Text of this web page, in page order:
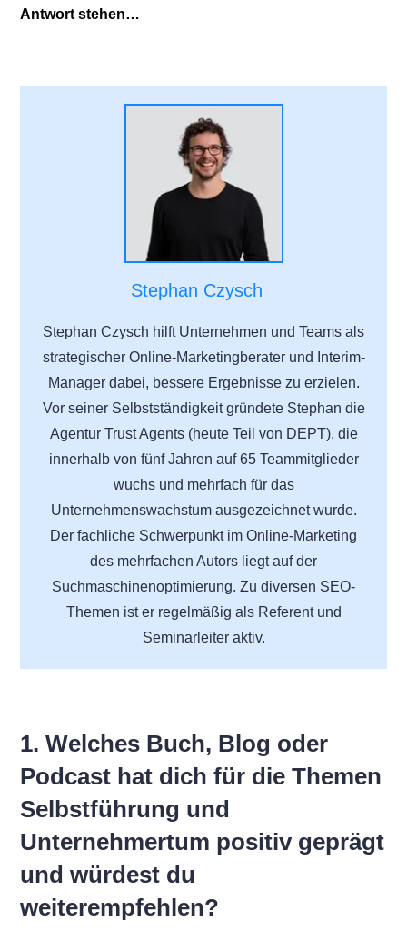
Antwort stehen…
Stephan Czysch
Stephan Czysch hilft Unternehmen und Teams als
strategischer Online-Marketingberater und Interim-
Manager dabei, bessere Ergebnisse zu erzielen.
Vor seiner Selbstständigkeit gründete Stephan die
Agentur Trust Agents (heute Teil von DEPT), die
innerhalb von fünf Jahren auf 65 Teammitglieder
wuchs und mehrfach für das
Unternehmenswachstum ausgezeichnet wurde.
Der fachliche Schwerpunkt im Online-Marketing
des mehrfachen Autors liegt auf der
Suchmaschinenoptimierung. Zu diversen SEO-
Themen ist er regelmäßig als Referent und
Seminarleiter aktiv.
1. Welches Buch, Blog oder
Podcast hat dich für die Themen
Selbstführung und
Unternehmertum positiv geprägt
und würdest du
weiterempfehlen?